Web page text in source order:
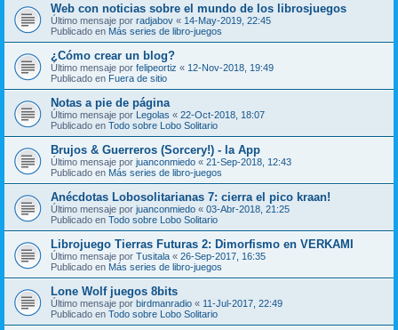
Web con noticias sobre el mundo de los librosjuegos
Último mensaje por radjabov « 14-May-2019, 22:45
Publicado en Más series de libro-juegos
¿Cómo crear un blog?
Último mensaje por felipeortiz « 12-Nov-2018, 19:49
Publicado en Fuera de sitio
Notas a pie de página
Último mensaje por Legolas « 22-Oct-2018, 18:07
Publicado en Todo sobre Lobo Solitario
Brujos & Guerreros (Sorcery!) - la App
Último mensaje por juanconmiedo « 21-Sep-2018, 12:43
Publicado en Más series de libro-juegos
Anécdotas Lobosolitarianas 7: cierra el pico kraan!
Último mensaje por juanconmiedo « 03-Abr-2018, 21:25
Publicado en Todo sobre Lobo Solitario
Librojuego Tierras Futuras 2: Dimorfismo en VERKAMI
Último mensaje por Tusitala « 26-Sep-2017, 16:35
Publicado en Más series de libro-juegos
Lone Wolf juegos 8bits
Último mensaje por birdmanradio « 11-Jul-2017, 22:49
Publicado en Todo sobre Lobo Solitario